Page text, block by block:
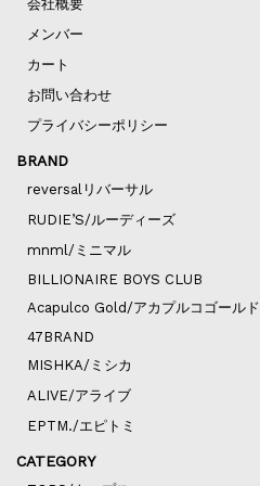
会社概要
メンバー
カート
お問い合わせ
プライバシーポリシー
BRAND
reversalリバーサル
RUDIE’S/ルーディーズ
mnml/ミニマル
BILLIONAIRE BOYS CLUB
Acapulco Gold/アカプルコゴールド
47BRAND
MISHKA/ミシカ
ALIVE/アライブ
EPTM./エピトミ
CATEGORY